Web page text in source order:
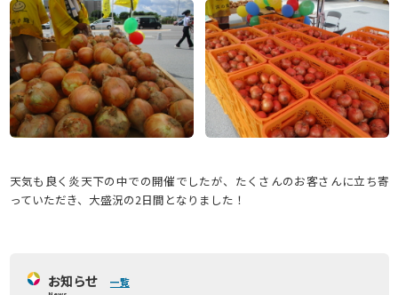
天気も良く炎天下の中での開催でしたが、たくさんのお客さんに立ち寄
っていただき、大盛況の2日間となりました！
お知らせ 一覧